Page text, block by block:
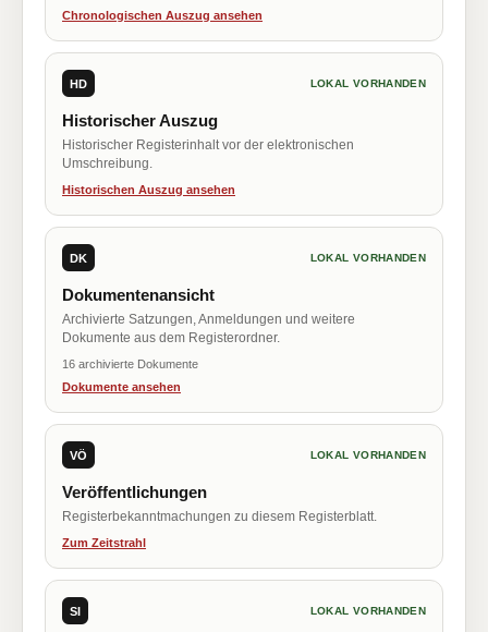
Chronologischen Auszug ansehen
HD LOKAL VORHANDEN
Historischer Auszug
Historischer Registerinhalt vor der elektronischen
Umschreibung.
Historischen Auszug ansehen
DK LOKAL VORHANDEN
Dokumentenansicht
Archivierte Satzungen, Anmeldungen und weitere
Dokumente aus dem Registerordner.
16 archivierte Dokumente
Dokumente ansehen
VÖ LOKAL VORHANDEN
Veröffentlichungen
Registerbekanntmachungen zu diesem Registerblatt.
Zum Zeitstrahl
SI LOKAL VORHANDEN